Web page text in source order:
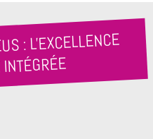
: L'EXCELLENCE